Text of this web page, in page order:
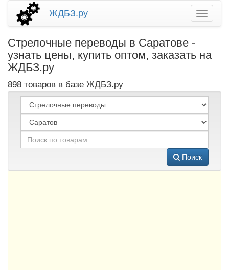
ЖДБЗ.ру
Стрелочные переводы в Саратове -
узнать цены, купить оптом, заказать на
ЖДБЗ.ру
898 товаров в базе ЖДБЗ.ру
Поиск